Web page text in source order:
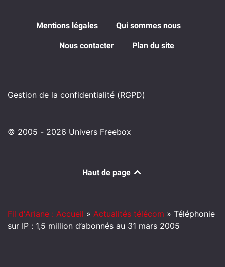
Mentions légales Qui sommes nous
Nous contacter Plan du site
Gestion de la confidentialité (RGPD)
© 2005 - 2026 Univers Freebox
Haut de page
Fil d'Ariane : Accueil » Actualités télécom » Téléphonie
sur IP : 1,5 million d’abonnés au 31 mars 2005